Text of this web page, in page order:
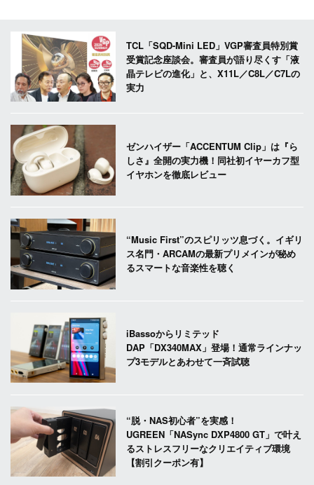
TCL「SQD-Mini LED」VGP審査員特別賞
受賞記念座談会。審査員が語り尽くす「液
晶テレビの進化」と、X11L／C8L／C7Lの
実力
ゼンハイザー「ACCENTUM Clip」は『ら
しさ』全開の実力機！同社初イヤーカフ型
イヤホンを徹底レビュー
“Music First”のスピリッツ息づく。イギリ
ス名門・ARCAMの最新プリメインが秘め
るスマートな音楽性を聴く
iBassoからリミテッド
DAP「DX340MAX」登場！通常ラインナッ
プ3モデルとあわせて一斉試聴
“脱・NAS初心者”を実感！
UGREEN「NASync DXP4800 GT」で叶え
るストレスフリーなクリエイティブ環境
【割引クーポン有】